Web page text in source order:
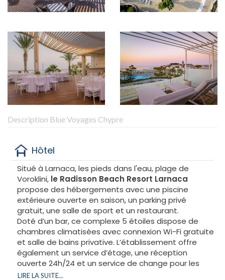
Description Blue Voyages Chypre
Hôtel
Situé à Larnaca, les pieds dans l'eau, plage de
Voroklini, le Radisson Beach Resort Larnaca
propose des hébergements avec une piscine
extérieure ouverte en saison, un parking privé
gratuit, une salle de sport et un restaurant.
Doté d’un bar, ce complexe 5 étoiles dispose de
chambres climatisées avec connexion Wi-Fi gratuite
et salle de bains privative. L’établissement offre
également un service d’étage, une réception
ouverte 24h/24 et un service de change pour les
clients.
LIRE LA SUITE...